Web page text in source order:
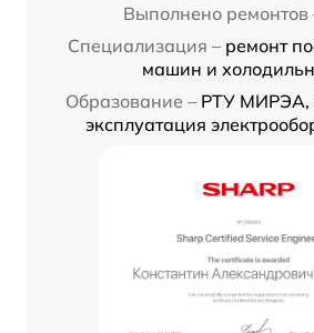
Выполнено ремонтов
Специализация – ремонт
машин и
Образование – РТУ МИРЭА,
эксплуатация